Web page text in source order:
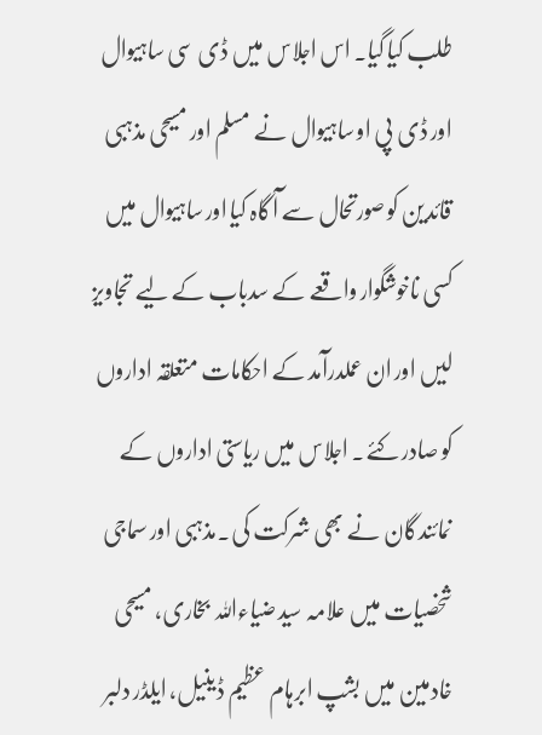
طلب کیا گیا۔ اس اجلاس میں ڈی سی ساہیوال
اور ڈی پی او ساہیوال نے مسلم اور مسیحی مذہبی
قائدین کو صورتحال سے آگاہ کیا اور ساہیوال میں
کسی ناخوشگوار واقعے کے سدباب کے لیے تجاویز
لیں اور ان عملدرآمد کے احکامات متعلقہ اداروں
کو صادر کئے۔ اجلاس میں ریاستی اداروں کے
نمائندگان نے بھی شرکت کی۔مذہبی اور سماجی
شخصیات میں علامہ سید ضیاءاللہ بخاری، مسیحی
خادمین میں بشپ ابرہام عظیم ڈینیل، ایلڈر دلبر